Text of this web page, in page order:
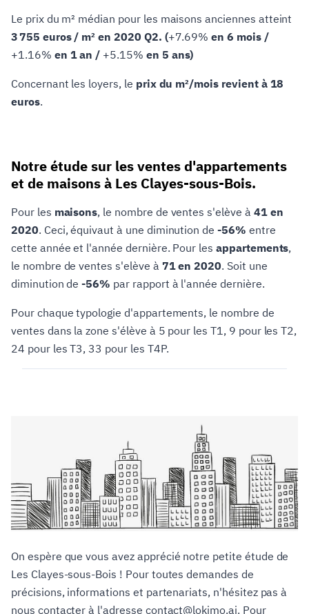
Le prix du m² médian pour les maisons anciennes atteint
3 755 euros / m² en 2020 Q2. (+7.69% en 6 mois /
+1.16% en 1 an / +5.15% en 5 ans)
Concernant les loyers, le prix du m²/mois revient à 18
euros.
Notre étude sur les ventes d'appartements
et de maisons à Les Clayes-sous-Bois.
Pour les maisons, le nombre de ventes s'elève à 41 en
2020. Ceci, équivaut à une diminution de-56% entre
cette année et l'année dernière. Pour les appartements,
le nombre de ventes s'elève à 71 en 2020. Soit une
diminution de-56% par rapport à l'année dernière.
Pour chaque typologie d'appartements, le nombre de
ventes dans la zone s'élève à 5 pour les T1, 9 pour les T2,
24 pour les T3, 33 pour les T4P.
On espère que vous avez apprécié notre petite étude de
Les Clayes-sous-Bois ! Pour toutes demandes de
précisions, informations et partenariats, n'hésitez pas à
nous contacter à l'adresse contact@lokimo.ai. Pour